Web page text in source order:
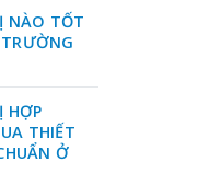
NÀO TỐT
HỢP
THIẾT
Ở